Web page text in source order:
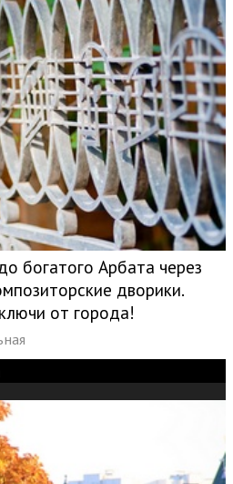
богатого Арбата через
дворики.
от города!